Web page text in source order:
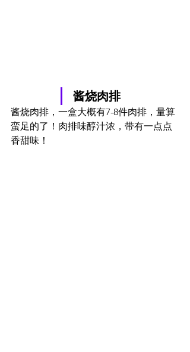
酱烧肉排
酱烧肉排，一盒大概有7-8件肉排，量算
蛮足的了！肉排味醇汁浓，带有一点点
香甜味！